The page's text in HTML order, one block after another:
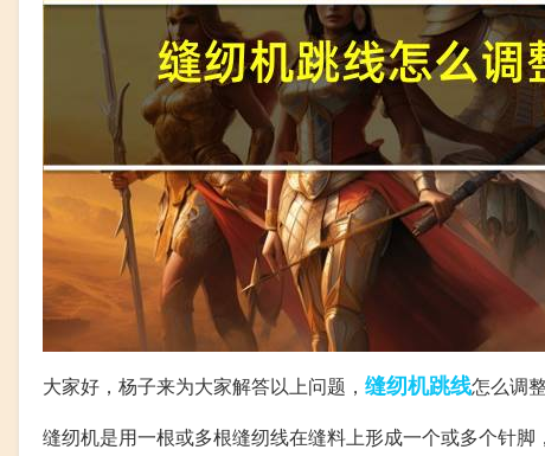
大家好，杨子来为大家解答以上问题， 缝纫机跳线怎么调
缝纫机是用一根或多根缝纫线在缝料上形成一个或多个针